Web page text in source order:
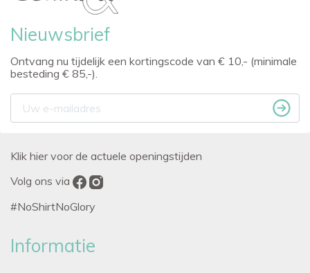
Nieuwsbrief
Ontvang nu tijdelijk een kortingscode van € 10,- (minimale
besteding € 85,-).
Klik hier voor de actuele openingstijden
Volg ons via
#NoShirtNoGlory
Informatie